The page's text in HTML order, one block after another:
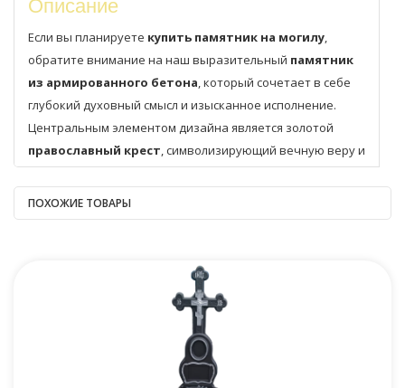
Описание
Если вы планируете купить памятник на могилу,
обратите внимание на наш выразительный памятник
из армированного бетона, который сочетает в себе
глубокий духовный смысл и изысканное исполнение.
Центральным элементом дизайна является золотой
православный крест, символизирующий вечную веру и
надежду. Он изящно оплетён рельефнымирозами,
олицетворяющими чистоту и вечную любовь. Золотой
венок вокруг овальной ниши добавляет благородства и
надгробные памятники
применением современных технологий и
, что обеспечивает им исключительную прочность
и устойчивость к любым погодным условиям. Вы можете
памятник на кладбище
ПОХОЖИЕ ТОВАРЫ